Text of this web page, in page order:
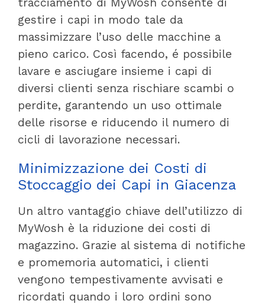
gestire i capi in modo tale da
massimizzare l’uso delle macchine a
pieno carico. Così facendo, é possibile
lavare e asciugare insieme i capi di
diversi clienti senza rischiare scambi o
perdite, garantendo un uso ottimale
delle risorse e riducendo il numero di
cicli di lavorazione necessari.
Minimizzazione dei Costi di
Stoccaggio dei Capi in Giacenza
Un altro vantaggio chiave dell’utilizzo di
MyWosh è la riduzione dei costi di
magazzino. Grazie al sistema di notifiche
e promemoria automatici, i clienti
vengono tempestivamente avvisati e
ricordati quando i loro ordini sono